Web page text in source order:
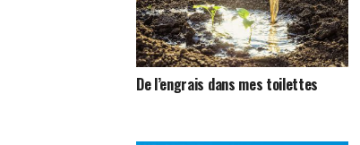
De l’engrais dans mes toilettes